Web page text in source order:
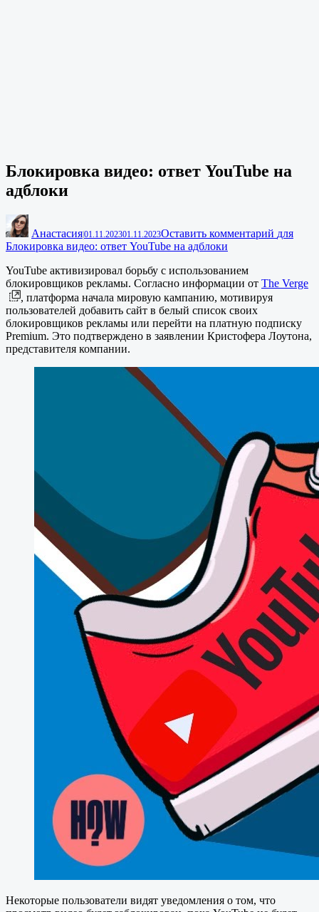
Блокировка видео: ответ YouTube на
адблоки
Анастасия|01.11.202301.11.2023Оставить комментарий для
Блокировка видео: ответ YouTube на адблоки
YouTube активизировал борьбу с использованием
блокировщиков рекламы. Согласно информации от The Verge
, платформа начала мировую кампанию, мотивируя
пользователей добавить сайт в белый список своих
блокировщиков рекламы или перейти на платную подписку
Premium. Это подтверждено в заявлении Кристофера Лоутона,
представителя компании.
Некоторые пользователи видят уведомления о том, что